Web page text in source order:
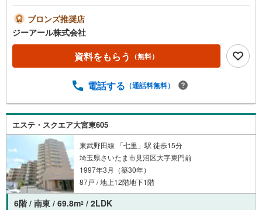
個別相談ですので、周りを気にせず何でもご相談いただけ
ます。（2）＜建築士事務所を併設！理想をカタチに＞当建
築士事務所を併設しているため、物件探しからリノベーシ
ョンのデザイン・設計までワンストップで対応！建築士な
らではの専門的な視点で、理想のマイホーム実現をお手伝
＞さいたま市にこだわりのデザイン空間をご用意！床材や
備！（4）＜徹底的な不動産調査で安心の取引＞不動産取引
の不安を安心に！建物状況はもちろん。周辺環境、将来の
リスクまで徹底的に調査し、お客様が心から安心して取引
できるよう、全力サポートいたします。
ブロンズ推奨店
ジーアール株式会社
資料をもらう （無料）
電話する （通話料無料）
エステ・スクエア大宮東605
東武野田線 「七里」駅 徒歩15分
埼玉県さいたま市見沼区大字東門前
1997年3月（築30年）
87戸 / 地上12階地下1階
6階 / 南東 / 69.8m2 / 2LDK